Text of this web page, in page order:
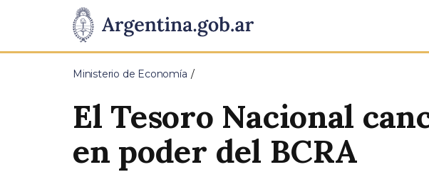
Presidencia
de
Pasar al contenido principal
Ministerio de Economía
El Tesoro Nacional
en poder del BCRA